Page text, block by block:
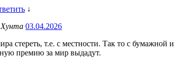
↓
Хунта 03.04.2026
стереть, т.е. с местности. Так то с бумажной
премию за мир выдадут.